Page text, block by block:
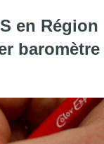
en Région
baromètre